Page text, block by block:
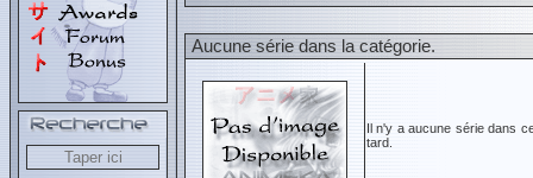
Aucune série dans la catégorie.
Il n'y a aucune série dans
tard.